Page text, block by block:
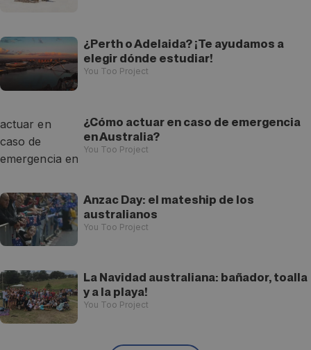
¿Perth o Adelaida? ¡Te ayudamos a
elegir dónde estudiar!
You Too Project
¿Cómo actuar en caso de emergencia
en Australia?
You Too Project
Anzac Day: el mateship de los
australianos
You Too Project
La Navidad australiana: bañador, toalla
y a la playa!
You Too Project